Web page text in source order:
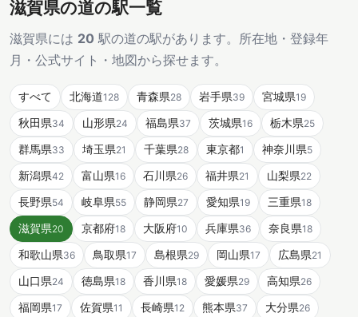
滋賀県の道の駅一覧
滋賀県には 20 駅の道の駅があります。所在地・登録年
月・公式サイト・地図から探せます。
すべて 北海道128 青森県28 岩手県39 宮城県19
秋田県34 山形県24 福島県37 茨城県16 栃木県25
群馬県33 埼玉県21 千葉県28 東京都1 神奈川県5
新潟県42 富山県16 石川県26 福井県21 山梨県22
長野県54 岐阜県55 静岡県27 愛知県19 三重県18
滋賀県20 京都府18 大阪府10 兵庫県36 奈良県18
和歌山県36 鳥取県17 島根県29 岡山県17 広島県21
山口県24 徳島県18 香川県18 愛媛県29 高知県26
福岡県17 佐賀県11 長崎県12 熊本県37 大分県26